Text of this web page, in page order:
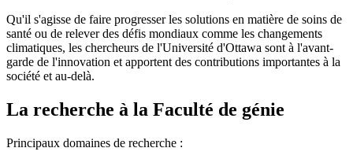
Qu'il s'agisse de faire progresser les solutions en matière de soins de
santé ou de relever des défis mondiaux comme les changements
climatiques, les chercheurs de l'Université d'Ottawa sont à l'avant-
garde de l'innovation et apportent des contributions importantes à la
société et au-delà.
La recherche à la Faculté de génie
Principaux domaines de recherche :